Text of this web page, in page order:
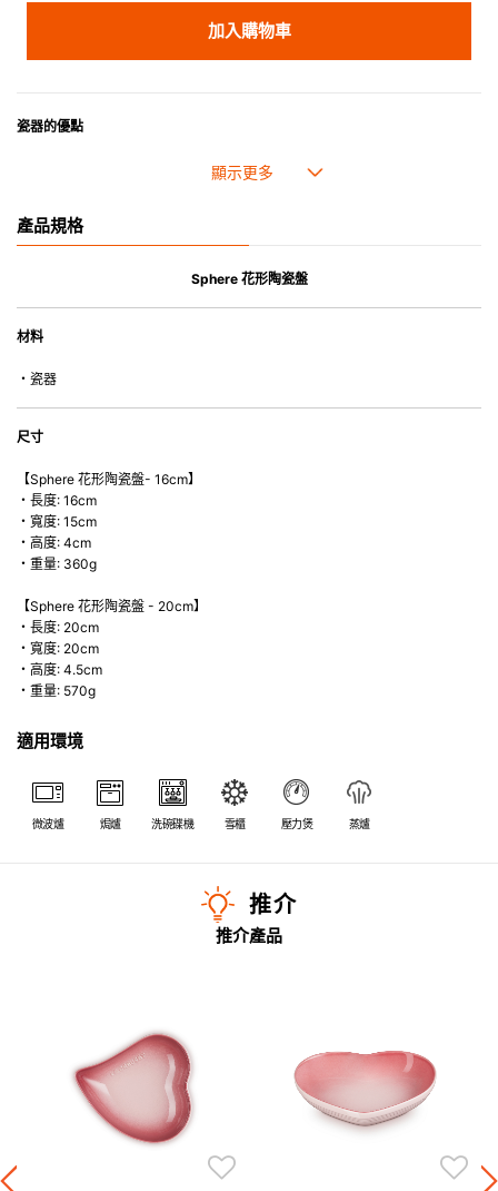
加入購物車
瓷器的優點
• 耐熱性極佳，適用於微波爐，也可放入焗爐，耐熱程度高達260℃。
• 可用於洗碗機。
• 合乎食用安全的塗層表面，幾乎不黏，食物容易脫落，清洗方便。
*不可直接用於熱源上
產品規格
Sphere 花形陶瓷盤
材料
・瓷器
尺寸
【Sphere 花形陶瓷盤- 16cm】
・長度: 16cm
・寬度: 15cm
・高度: 4cm
・重量: 360g
【Sphere 花形陶瓷盤 - 20cm】
・長度: 20cm
・寬度: 20cm
・高度: 4.5cm
・重量: 570g
適用環境
微波爐 焗爐 洗碗碟機 雪櫃 壓力煲 蒸爐
推介
推介產品